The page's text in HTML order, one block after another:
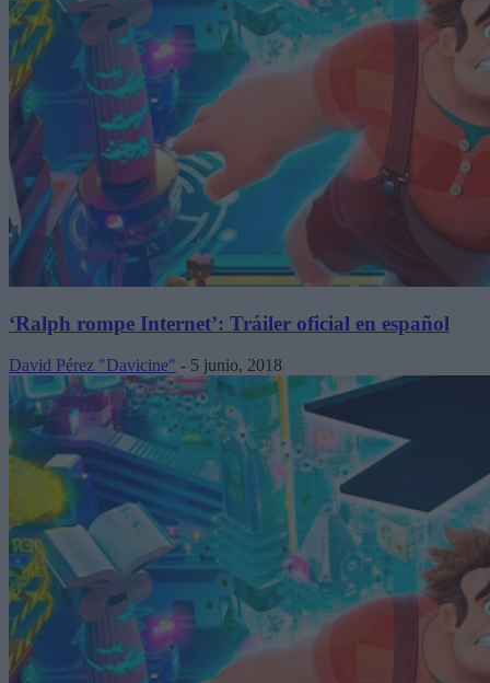
‘Ralph rompe Internet’: Tráiler oficial en español
David Pérez "Davicine" - 5 junio, 2018